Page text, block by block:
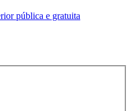
pública e gratuita